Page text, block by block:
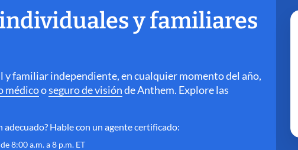
y familiares
familiar independiente, en cualquier momento del año,
médicooseguro de visiónde Anthem. Explore las
Hable con un agente certificado:
8:00 a.m. a 8 p.m. ET